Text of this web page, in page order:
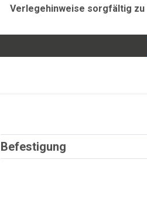
Verlegehinweise sorgfältig zu
Befestigung